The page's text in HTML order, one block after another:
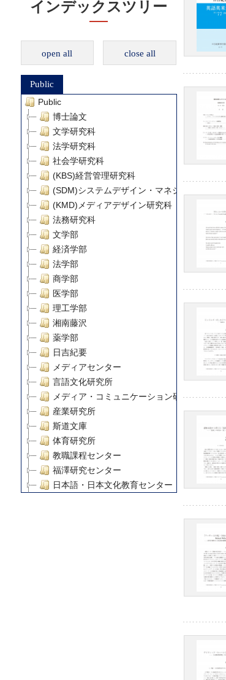
インデックスツリー
open all close all
Public
Public
博士論文
文学研究科
法学研究科
社会学研究科
(KBS)経営管理研究科
(SDM)システムデザイン・マネジメント研究
(KMD)メディアデザイン研究科
法務研究科
文学部
経済学部
法学部
商学部
医学部
理工学部
湘南藤沢
薬学部
日吉紀要
メディアセンター
言語文化研究所
メディア・コミュニケーション研究所
産業研究所
斯道文庫
体育研究所
教職課程センター
福澤研究センター
日本語・日本文化教育センター
慶應義塾大学グローバルCOEプログラム市